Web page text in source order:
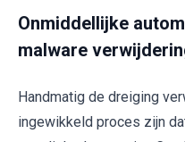
Onmiddellijke
malware
Handmatig de dreiging
ingewikkeld proces zijn